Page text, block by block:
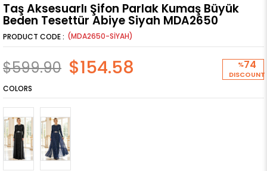
Taş Aksesuarlı Şifon Parlak Kumaş Büyük
Beden Tesettür Abiye Siyah MDA2650
(MDA2650-SİYAH)
%74
DISCOUNT
$599.90 $154.58
COLORS